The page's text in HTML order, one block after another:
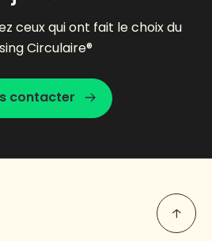
ceux qui ont fait le choix du
Circulaire®
contacter